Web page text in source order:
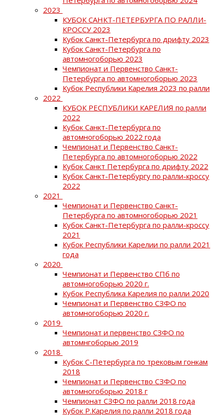
2023
КУБОК САНКТ-ПЕТЕРБУРГА ПО РАЛЛИ-
КРОССУ 2023
Кубок Санкт-Петербурга по дрифту 2023
Кубок Санкт-Петербурга по
автомногоборью 2023
Чемпионат и Первенство Санкт-
Петербурга по автомногоборью 2023
Кубок Республики Карелия 2023 по ралли
2022
КУБОК РЕСПУБЛИКИ КАРЕЛИЯ по ралли
2022
Кубок Санкт-Петербурга по
автомногоборью 2022 года
Чемпионат и Первенство Санкт-
Петербурга по автомногоборью 2022
Кубок Санкт Петербурга по дрифту 2022
Кубок Санкт-Петербургу по ралли-кроссу
2022
2021
Чемпионат и Первенство Санкт-
Петербурга по автомногоборью 2021
Кубок Санкт-Петербурга по ралли-кроссу
2021
Кубок Республики Карелии по ралли 2021
года
2020
Чемпионат и Первенство СПб по
автомногоборью 2020 г.
Кубок Республика Карелия по ралли 2020
Чемпионат и Первенство СЗФО по
автомногоборью 2020 г.
2019
Чемпионат и первенство СЗФО по
автомнгоборью 2019
2018
Кубок С-Петербурга по трековым гонкам
2018
Чемпионат и Первенство СЗФО по
автомногоборью 2018 г
Чемпионат СЗФО по ралли 2018 года
Кубок Р.Карелия по ралли 2018 года